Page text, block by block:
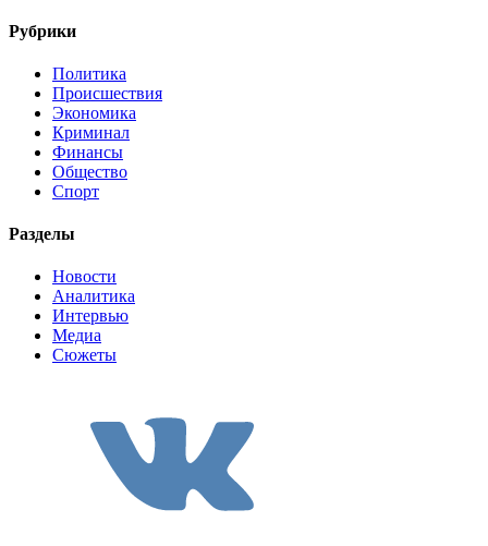
Рубрики
Политика
Происшествия
Экономика
Криминал
Финансы
Общество
Спорт
Разделы
Новости
Аналитика
Интервью
Медиа
Сюжеты